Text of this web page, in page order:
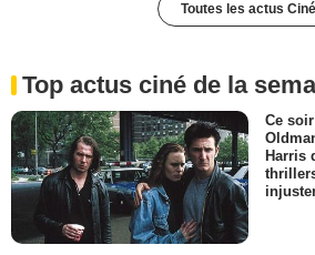
Toutes les actus Ciné
Top actus ciné de la
Ce
Harris